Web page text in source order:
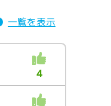
一覧を表示
4